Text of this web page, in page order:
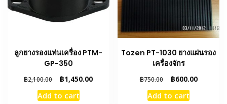
ลูกยางรองแท่นเครื่อง PTM-
GP-350
฿2,100.00
Original
price
was:
฿1,450.00Current
Add to cart
Tozen PT-1030 ยางแผ่นรอง
เครื่องจักร
฿750.00
Original
price
was:
฿600.00Current
Add to cart